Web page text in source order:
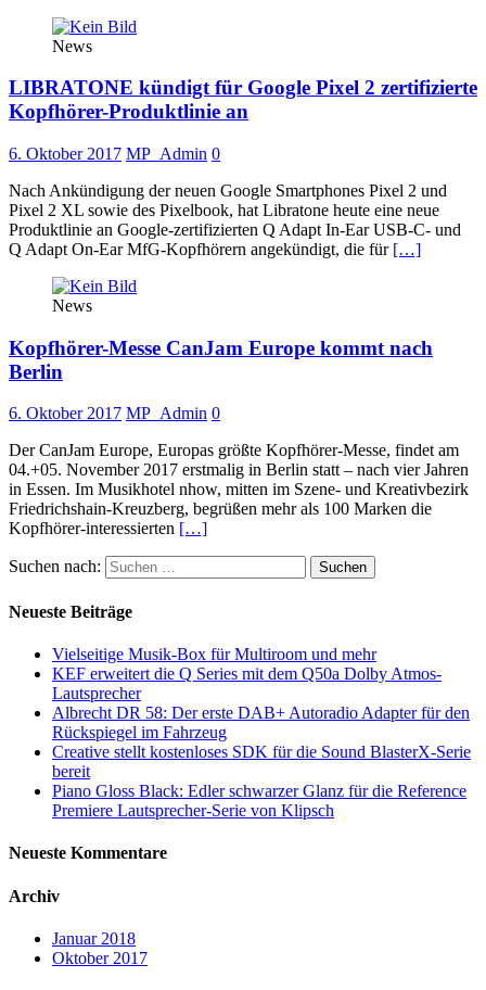
News
LIBRATONE kündigt für Google Pixel 2 zertifizierte
Kopfhörer-Produktlinie an
6. Oktober 2017 MP_Admin 0
Nach Ankündigung der neuen Google Smartphones Pixel 2 und
Pixel 2 XL sowie des Pixelbook, hat Libratone heute eine neue
Produktlinie an Google-zertifizierten Q Adapt In-Ear USB-C- und
Q Adapt On-Ear MfG-Kopfhörern angekündigt, die für […]
News
Kopfhörer-Messe CanJam Europe kommt nach
Berlin
6. Oktober 2017 MP_Admin 0
Der CanJam Europe, Europas größte Kopfhörer-Messe, findet am
04.+05. November 2017 erstmalig in Berlin statt – nach vier Jahren
in Essen. Im Musikhotel nhow, mitten im Szene- und Kreativbezirk
Friedrichshain-Kreuzberg, begrüßen mehr als 100 Marken die
Kopfhörer-interessierten […]
Suchen nach:
Neueste Beiträge
Vielseitige Musik-Box für Multiroom und mehr
KEF erweitert die Q Series mit dem Q50a Dolby Atmos-
Lautsprecher
Albrecht DR 58: Der erste DAB+ Autoradio Adapter für den
Rückspiegel im Fahrzeug
Creative stellt kostenloses SDK für die Sound BlasterX-Serie
bereit
Piano Gloss Black: Edler schwarzer Glanz für die Reference
Premiere Lautsprecher-Serie von Klipsch
Neueste Kommentare
Archiv
Januar 2018
Oktober 2017